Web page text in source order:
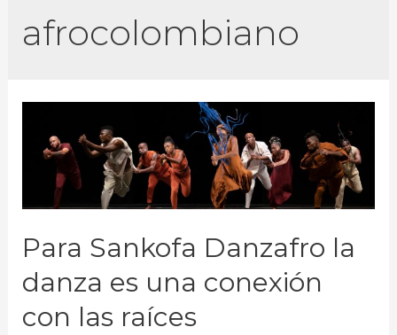
afrocolombiano
Para Sankofa Danzafro la
danza es una conexión
con las raíces